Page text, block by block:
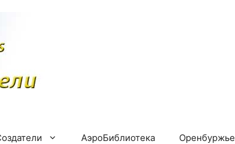
АэроБиблиотека Оренбуржье